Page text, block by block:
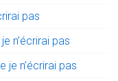
pas
n’écrirai pas
je n’écrirai pas